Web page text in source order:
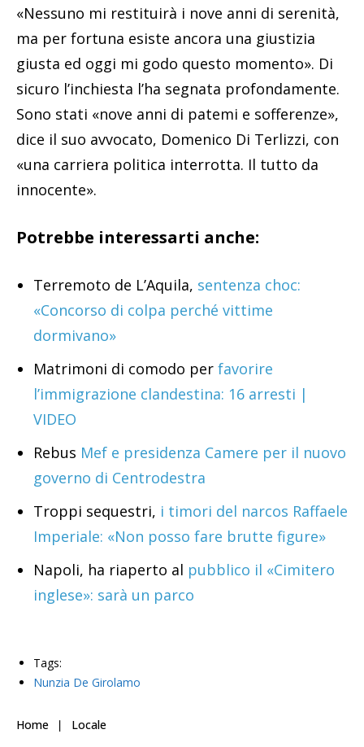
«Nessuno mi restituirà i nove anni di serenità,
ma per fortuna esiste ancora una giustizia
giusta ed oggi mi godo questo momento». Di
sicuro l’inchiesta l’ha segnata profondamente.
Sono stati «nove anni di patemi e sofferenze»,
dice il suo avvocato, Domenico Di Terlizzi, con
«una carriera politica interrotta. Il tutto da
innocente».
Potrebbe interessarti anche:
Terremoto de L’Aquila, sentenza choc:
«Concorso di colpa perché vittime
dormivano»
Matrimoni di comodo per favorire
l’immigrazione clandestina: 16 arresti |
VIDEO
Rebus Mef e presidenza Camere per il nuovo
governo di Centrodestra
Troppi sequestri, i timori del narcos Raffaele
Imperiale: «Non posso fare brutte figure»
Napoli, ha riaperto al pubblico il «Cimitero
inglese»: sarà un parco
Tags:
Nunzia De Girolamo
Home Locale